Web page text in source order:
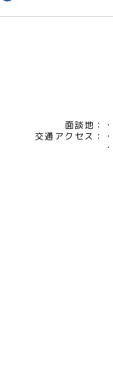
面談地：
交通アクセス：